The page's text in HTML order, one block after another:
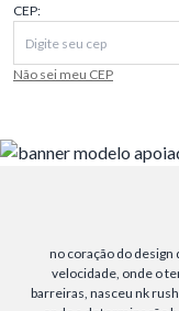
CEP:
Não sei meu CEP
no coração do design
velocidade, onde o
barreiras, nasceu nk